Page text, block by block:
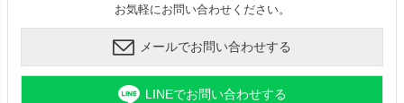
お気軽にお問い合わせください。
メールでお問い合わせする
LINEでお問い合わせする